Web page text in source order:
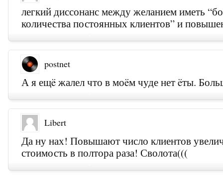
легкий диссонанс между желанием иметь
количества постоянных клиентов” и
postnet
А я ещë жалел что в моëм чуде нет ëты.
Libert
Да ну нах! Повышают число клиентов
стоимость в полтора раза! Сволота(((